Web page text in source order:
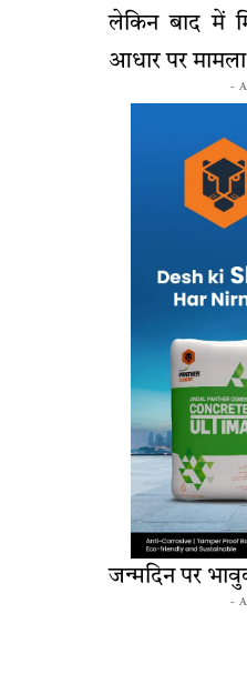
लेकिन बाद में
आधार पर
-
जन्मदिन पर
-